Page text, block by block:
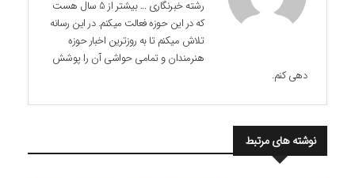
رشته خبرنگاری ... بیشتر از 5 سال هست
که در این حوزه فعالت میکنم. در این رسانه
تلاش میکنم تا به روزترین اخبار حوزه
هنرمندان و تمامی حواشی آن را پوشش
دهی کنم.
نوشته های مرتبط